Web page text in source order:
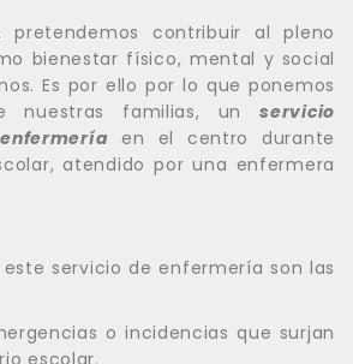
pretendemos contribuir al pleno
bienestar físico, mental y social
Es por ello por lo que ponemos
nuestras familias, unservicio
en el centro durante
atendido por una enfermera
servicio de enfermería son las
o incidencias que surjan
escolar.